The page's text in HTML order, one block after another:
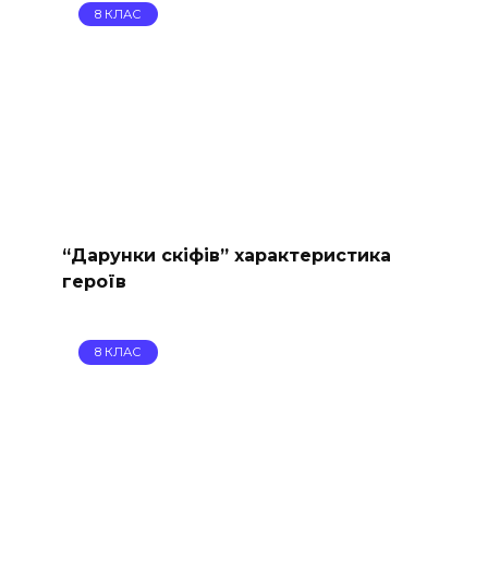
8 КЛАС
“Дарунки скіфів” характеристика
героїв
8 КЛАС